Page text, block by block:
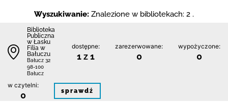
Wyszukiwanie: Znalezione w bibliotekach: 2 .
Biblioteka
Publiczna
w Łasku
Filia w
Bałuczu
Bałucz 32
98-100
Bałucz
dostępne:
1 z 1
zarezerwowane:
0
wypożyczone:
0
w czytelni:
0 sprawdź